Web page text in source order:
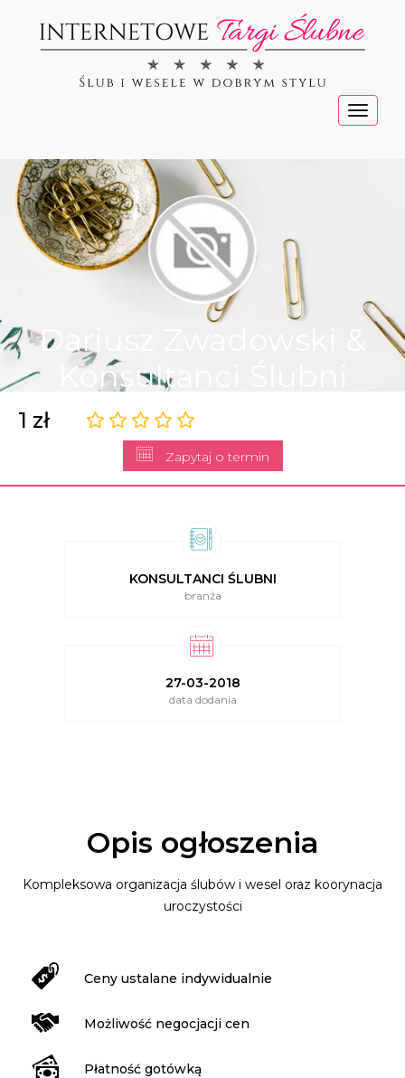
Menu
Dariusz Zwadowski &
Konsultanci Ślubni
1 zł
Zapytaj o termin
KONSULTANCI ŚLUBNI
branża
27-03-2018
data dodania
Opis ogłoszenia
Kompleksowa organizacja ślubów i wesel oraz koorynacja
uroczystości
Ceny ustalane indywidualnie
Możliwość negocjacji cen
Płatność gotówką